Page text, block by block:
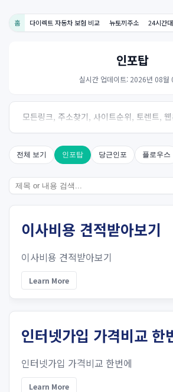
홈 다이렉트 자동차 보험 비교 뉴토끼주소 24시간
인포탑
실시간 업데이트: 2026년 08월
모든링크, 주소찾기, 사이트순위, 토렌트,
증, 스포츠, 드라마, 커뮤니티 링크
전체 보기 인포탑 당근인포 플로우스
이사비용 견적받아보기
이사비용 견적받아보기
Learn More
인터넷가입 가격비교 한
인터넷가입 가격비교 한번에
Learn More